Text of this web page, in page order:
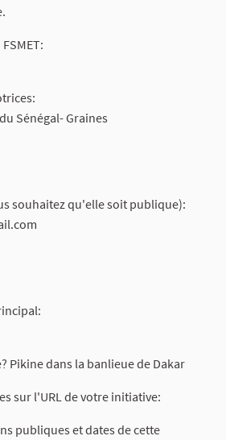
Sénégal- Graines
souhaitez qu'elle soit publique):
Pikine dans la banlieue de Dakar
sur l'URL de votre initiative:
publiques et dates de cette